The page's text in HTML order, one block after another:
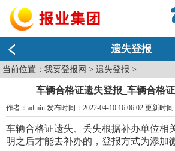
遗失登报
当前位置：我要登报网 >遗失登报 >
车辆合格证遗失登报_车辆合格
作者：admin 发布时间：2022-04-10 16:06:02 更新时间
车辆合格证遗失、丢失根据补办单位相
明之后才能去补办的，登报方式为添加